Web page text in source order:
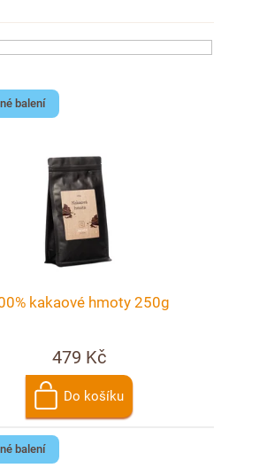
balení
kakaové hmoty 250g
479 Kč
Do košíku
balení